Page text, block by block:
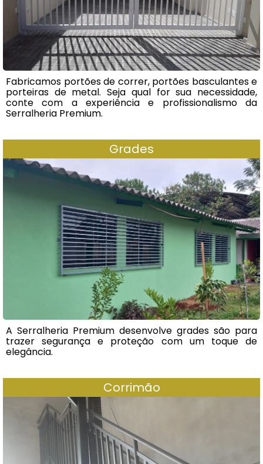
Fabricamos portões de correr, portões basculantes e
porteiras de metal. Seja qual for sua necessidade,
conte com a experiência e profissionalismo da
Serralheria Premium.
Grades
A Serralheria Premium desenvolve grades são para
trazer segurança e proteção com um toque de
elegância.
Corrimão